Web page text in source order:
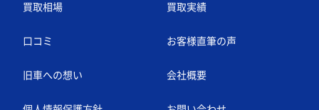
買取相場 買取実績
口コミ お客様直筆の声
旧車への想い 会社概要